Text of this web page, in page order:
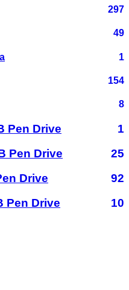
297
49
1
154
8
Pen Drive
1
Pen Drive
25
Drive
92
Pen Drive
10